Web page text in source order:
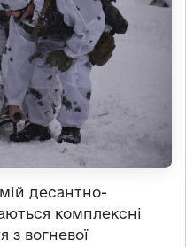
десантно-
комплексні
з вогневої